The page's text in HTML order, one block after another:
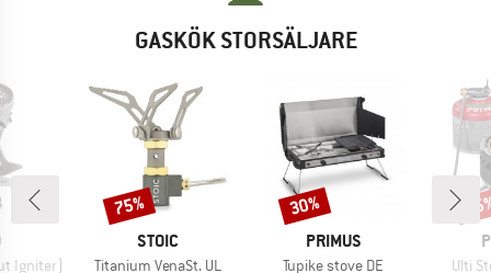
GASKÖK STORSÄLJARE
Igniter)
VARUMÄRKE
STOIC
Produkter
Titanium VenaSt. UL
Rabatt
75%
VARUMÄRKE
PRIMUS
Produkter
Tupike stove DE
Rabatt
30%
Ulti